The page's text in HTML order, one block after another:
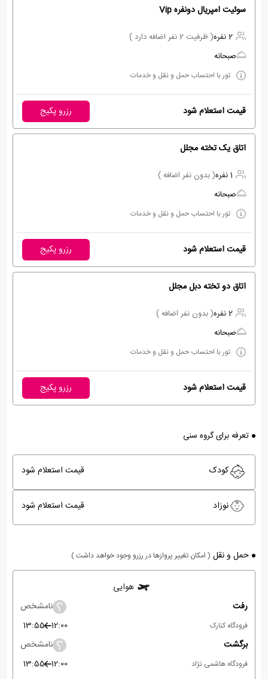
سوئیت امپریال دونفره Vip
2 نفره
( ظرفیت 2 نفر اضافه دارد )
صبحانه
تور با احتساب حمل و نقل و خدمات
قیمت استعلام شود رزرو پکیج
اتاق یک تخته مجلل
1 نفره
( بدون نفر اضافه )
صبحانه
تور با احتساب حمل و نقل و خدمات
قیمت استعلام شود رزرو پکیج
اتاق دو تخته دبل مجلل
2 نفره
( بدون نفر اضافه )
صبحانه
تور با احتساب حمل و نقل و خدمات
قیمت استعلام شود رزرو پکیج
تعرفه برای گروه سنی
کودک قیمت استعلام شود
نوزاد قیمت استعلام شود
حمل و نقل ( امکان تغییر پروازها در رزرو وجود خواهد داشت )
هوایی
رفت
نامشخص
فرودگاه کنارک 12:00
13:55
برگشت
نامشخص
فرودگاه هاشمی نژاد 12:00
13:55